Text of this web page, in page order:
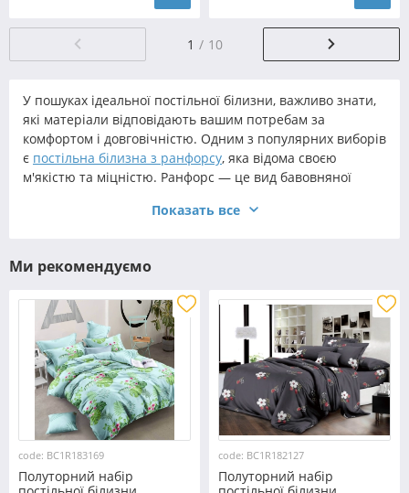
1 10
У пошуках ідеальної постільної білизни, важливо знати,
які матеріали відповідають вашим потребам за
комфортом і довговічністю. Одним з популярних виборів
є постільна білизна з ранфорсу, яка відома своєю
м'якістю та міцністю. Ранфорс — це вид бавовняної
довговічність, роблячи його ідеальним для щоденного
на продаж, важливо розглянути можливість придбання
оптом. Оптова покупка не тільки зекономить кошти, але
й забезпечить вам достатньо товару для майбутнього
використання або продажу. Серед різноманіття
варіантів особливою популярністю користуються
полуторні комплекти з ранфорсу.
Полуторна постіль з ранфорсу ідеально підходить для
одноосібного або подвійного використання, завдяки
своїм габаритам та зручності. Вибір полуторної
постільної білизни стане чудовим рішенням для тих, хто
шукає оптимальне співвідношення ціни та якості.
Показать все
Ми рекомендуємо
code: BC1R183169
Полуторний набір
code: BC1R182127
Полуторний набір